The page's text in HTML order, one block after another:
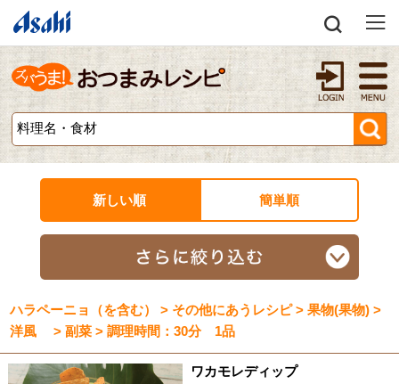
新しい順 簡単順
ハラペーニョ（を含む） > その他にあうレシピ > 果物(果物) >
洋風 > 副菜 > 調理時間：30分 1品
ワカモレディップ